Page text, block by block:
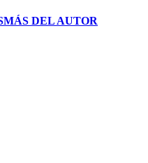
MÁS DEL AUTOR